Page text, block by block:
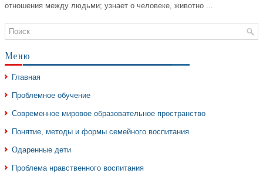
отношения между людьми; узнает о человеке, животно ...
Меню
Главная
Проблемное обучение
Современное мировое образовательное пространство
Понятие, методы и формы семейного воспитания
Одаренные дети
Проблема нравственного воспитания